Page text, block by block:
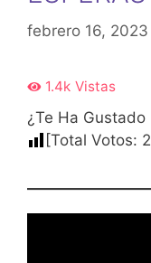
febrero 16, 2023
1.4k Vistas
¿Te Ha Gustado
[Total Votos: 2